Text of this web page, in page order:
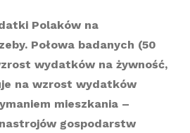
Polaków na
Połowa badanych (50
wydatków na żywność,
na wzrost wydatków
mieszkania –
gospodarstw